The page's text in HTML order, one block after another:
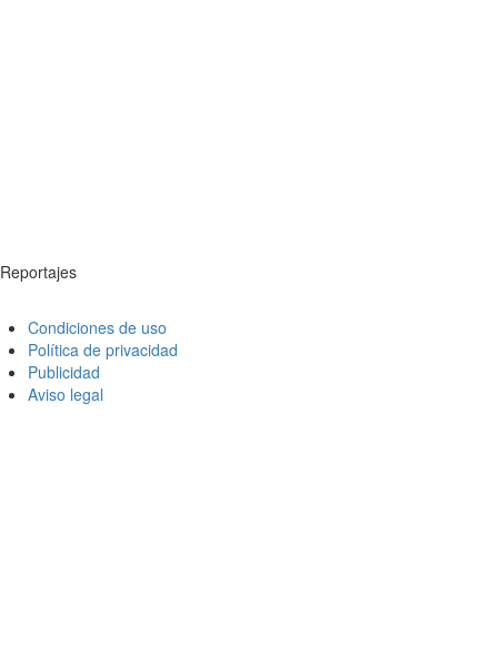
Reportajes
Condiciones de uso
Política de privacidad
Publicidad
Aviso legal